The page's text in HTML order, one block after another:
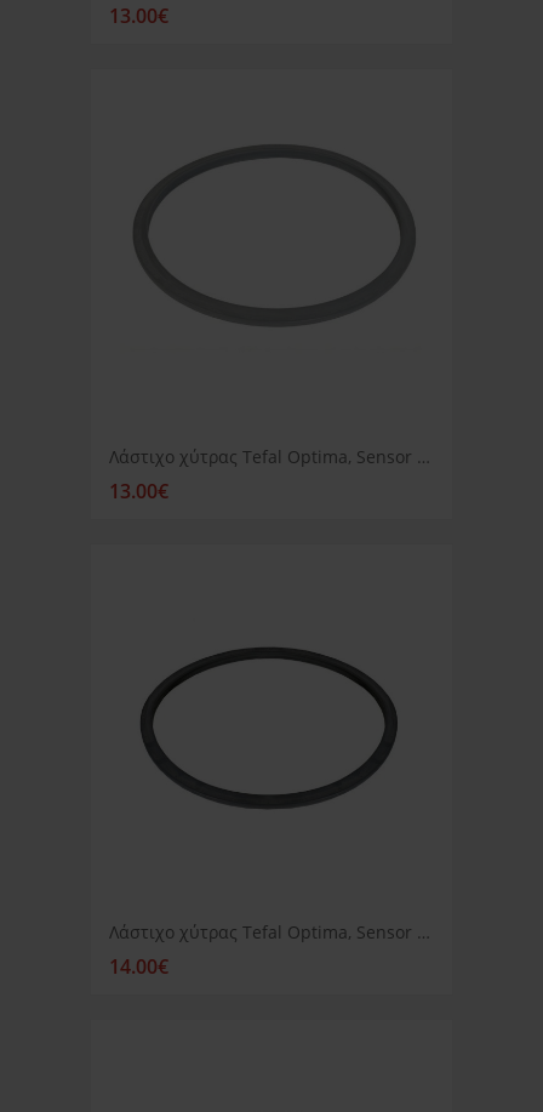
13.00€
Λάστιχο χύτρας Tefal Optima, Sensor 4.5lt, 6lt
13.00€
Λάστιχο χύτρας Tefal Optima, Sensor 8lt
14.00€